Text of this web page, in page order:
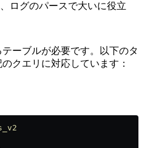
ログのパースで大いに役立
ーブルが必要です。以下のタ
クエリに対応しています：